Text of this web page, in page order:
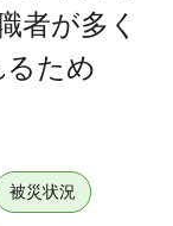
者が多く
ため
被災状況